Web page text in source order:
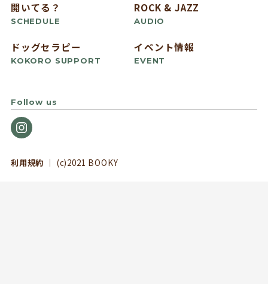
開いてる？
SCHEDULE
ROCK & JAZZ
AUDIO
ドッグセラピー
KOKORO SUPPORT
イベント情報
EVENT
Follow us
利用規約 ｜ (c)2021 BOOKY